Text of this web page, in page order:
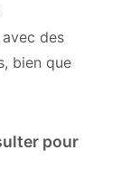
des
bien que
pour